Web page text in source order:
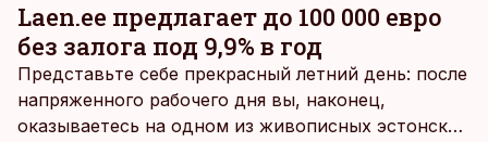
Laen.ee предлагает до 100 000 евро
без залога под 9,9% в год
Представьте себе прекрасный летний день: после
напряженного рабочего дня вы, наконец,
оказываетесь на одном из живописных эстонских